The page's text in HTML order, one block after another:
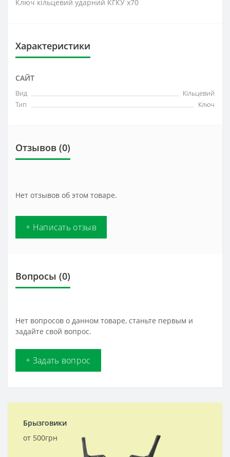
Ключ кільцевий ударний КГКУ х70
Характеристики
САЙТ
Вид
Кільцевий
Тип
Ключ
Отзывов (0)
Нет отзывов об этом товаре.
+ Написать отзыв
Вопросы (0)
Нет вопросов о данном товаре, станьте первым и
задайте свой вопрос.
+ Задать вопрос
Брызговики
от 500грн